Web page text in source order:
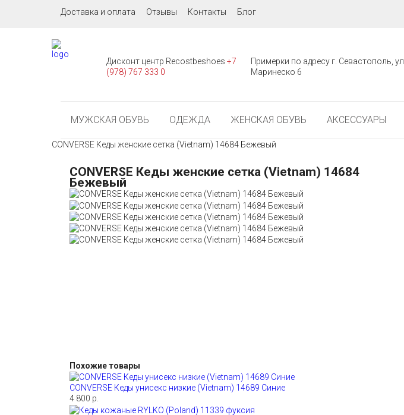
Доставка и оплата Отзывы Контакты Блог
Дисконт центр Recostbeshoes+7
(978) 767 333 0
Примерки по адресу г. Севастополь, ул.
Маринеско 6
МУЖСКАЯ ОБУВЬ ОДЕЖДА ЖЕНСКАЯ ОБУВЬ АКСЕССУАРЫ
CONVERSE Кеды женские сетка (Vietnam) 14684 Бежевый
CONVERSE Кеды женские сетка (Vietnam) 14684
Бежевый
Похожие товары
CONVERSE Кеды унисекс низкие (Vietnam) 14689 Синие
4 800 р.